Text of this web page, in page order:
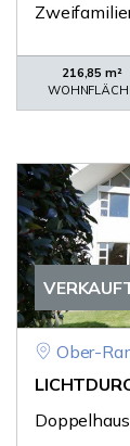
216,85 m²
Ober-